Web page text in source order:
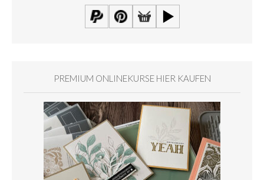
PREMIUM ONLINEKURSE HIER KAUFEN